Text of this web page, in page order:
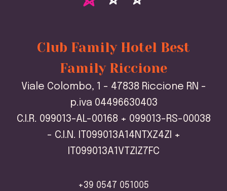
Club Family Hotel Best
Family Riccione
Viale Colombo, 1 - 47838 Riccione RN -
p.iva 04496630403
C.I.R. 099013-AL-00168 + 099013-RS-00038
- C.I.N. IT099013A14NTXZ4ZI +
IT099013A1VTZIZ7FC
+39 0547 051005